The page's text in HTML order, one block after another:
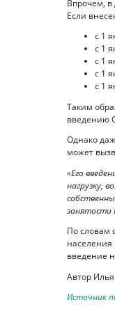
Впрочем, в
Если
с 1
с 1
с 1
с 1
с 1
Таким
введению
Однако
может
«Его
нагрузку,
занятости
По словам
населения
введение
Автор
Источник